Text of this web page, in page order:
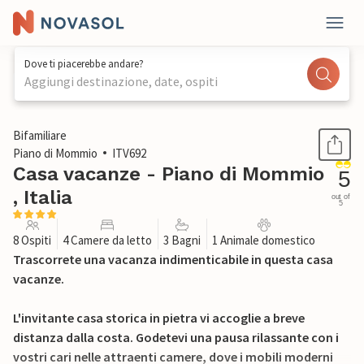
Dove ti piacerebbe andare?
Aggiungi destinazione, date, ospiti
1 / 28
Bifamiliare
Piano di Mommio
ITV692
Casa vacanze - Piano di Mommio
, Italia
5
out of
5
8 Ospiti 4 Camere da letto 3 Bagni 1 Animale domestico
Trascorrete una vacanza indimenticabile in questa casa
vacanze.
L'invitante casa storica in pietra vi accoglie a breve
distanza dalla costa. Godetevi una pausa rilassante con i
vostri cari nelle attraenti camere, dove i mobili moderni